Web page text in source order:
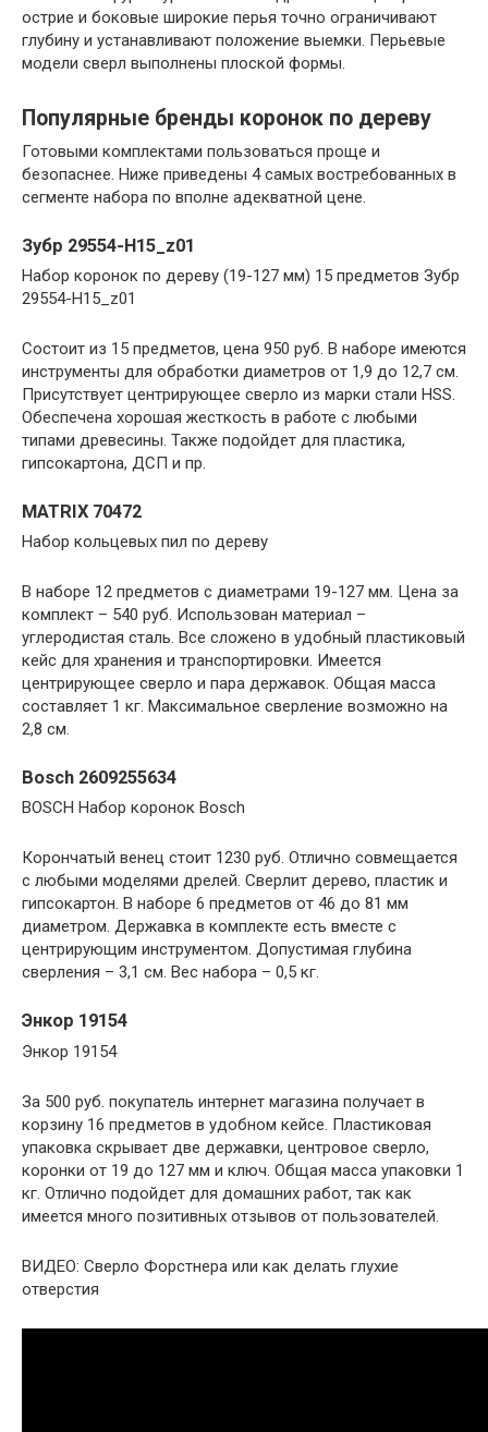
острие и боковые широкие перья точно ограничивают
глубину и устанавливают положение выемки. Перьевые
модели сверл выполнены плоской формы.
Популярные бренды коронок по дереву
Готовыми комплектами пользоваться проще и
безопаснее. Ниже приведены 4 самых востребованных в
сегменте набора по вполне адекватной цене.
Зубр 29554-H15_z01
Набор коронок по дереву (19-127 мм) 15 предметов Зубр
29554-H15_z01
Состоит из 15 предметов, цена 950 руб. В наборе имеются
инструменты для обработки диаметров от 1,9 до 12,7 см.
Присутствует центрирующее сверло из марки стали HSS.
Обеспечена хорошая жесткость в работе с любыми
типами древесины. Также подойдет для пластика,
гипсокартона, ДСП и пр.
MATRIX 70472
Набор кольцевых пил по дереву
В наборе 12 предметов с диаметрами 19-127 мм. Цена за
комплект – 540 руб. Использован материал –
углеродистая сталь. Все сложено в удобный пластиковый
кейс для хранения и транспортировки. Имеется
центрирующее сверло и пара державок. Общая масса
составляет 1 кг. Максимальное сверление возможно на
2,8 см.
Bosch 2609255634
BOSCH Набор коронок Bosch
Корончатый венец стоит 1230 руб. Отлично совмещается
с любыми моделями дрелей. Сверлит дерево, пластик и
гипсокартон. В наборе 6 предметов от 46 до 81 мм
диаметром. Державка в комплекте есть вместе с
центрирующим инструментом. Допустимая глубина
сверления – 3,1 см. Вес набора – 0,5 кг.
Энкор 19154
Энкор 19154
За 500 руб. покупатель интернет магазина получает в
корзину 16 предметов в удобном кейсе. Пластиковая
упаковка скрывает две державки, центровое сверло,
коронки от 19 до 127 мм и ключ. Общая масса упаковки 1
кг. Отлично подойдет для домашних работ, так как
имеется много позитивных отзывов от пользователей.
ВИДЕО: Сверло Форстнера или как делать глухие
отверстия